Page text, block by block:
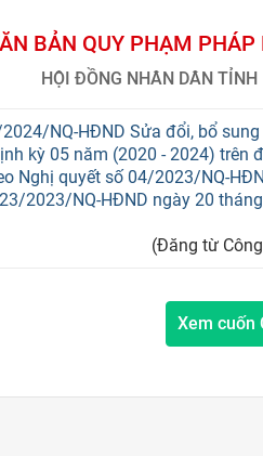
BẢN QUY PHẠM PHÁP
HỘI ĐỒNG NHÂN DÂN TỈNH
NQ-HĐND Sửa đổi, bổ
kỳ 05 năm (2020 - 2024) trên
Nghị quyết số 04/2023/NQ-
2023/NQ-HĐND ngày 20
(Đăng từ
Xem cuốn